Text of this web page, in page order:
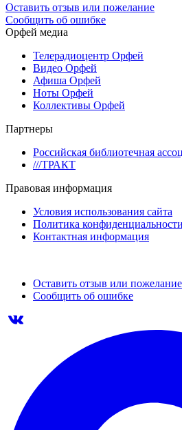
Оставить отзыв или пожелание
Сообщить об ошибке
Орфей медиа
Телерадиоцентр Орфей
Видео Орфей
Афиша Орфей
Ноты Орфей
Коллективы Орфей
Партнеры
Российская библиотечная
///ТРАКТ
Правовая информация
Условия использования сайта
Политика конфиденциальности
Контактная информация
Оставить отзыв или пожелание
Сообщить об ошибке